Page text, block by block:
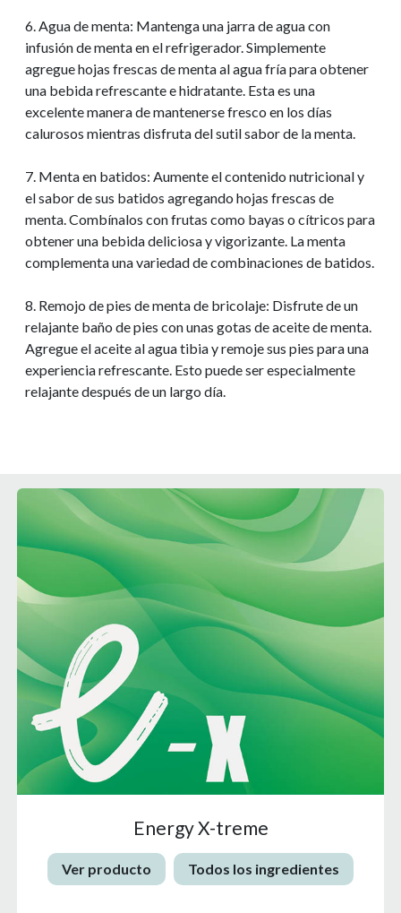
6. Agua de menta: Mantenga una jarra de agua con
infusión de menta en el refrigerador. Simplemente
agregue hojas frescas de menta al agua fría para obtener
una bebida refrescante e hidratante. Esta es una
excelente manera de mantenerse fresco en los días
calurosos mientras disfruta del sutil sabor de la menta.
7. Menta en batidos: Aumente el contenido nutricional y
el sabor de sus batidos agregando hojas frescas de
menta. Combínalos con frutas como bayas o cítricos para
obtener una bebida deliciosa y vigorizante. La menta
complementa una variedad de combinaciones de batidos.
8. Remojo de pies de menta de bricolaje: Disfrute de un
relajante baño de pies con unas gotas de aceite de menta.
Agregue el aceite al agua tibia y remoje sus pies para una
experiencia refrescante. Esto puede ser especialmente
relajante después de un largo día.
Energy X-treme
Ver producto Todos los ingredientes